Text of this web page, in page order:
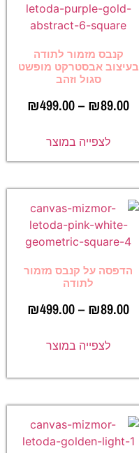
קנבס מזמור לתודה
בעיצוב אבסטרקט מופשט
סגול וזהב
₪89.00
–
₪499.00
לצפייה במוצר
הדפסה על קנבס מזמור
לתודה
₪89.00
–
₪499.00
לצפייה במוצר